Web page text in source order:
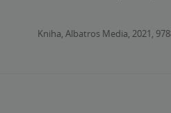
vše i na úkor sebe. Modrý
Kniha, Albatros Media, 2021,